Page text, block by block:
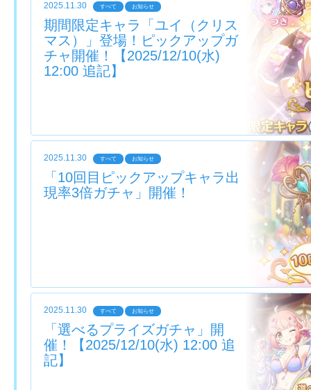
2025.11.30 すべて お知らせ
期間限定キャラ「ユイ（クリス
マス）」登場！ピックアップガ
チャ開催！【2025/12/10(水)
12:00 追記】
2025.11.30 すべて お知らせ
「10回目ピックアップキャラ出
現率3倍ガチャ」開催！
2025.11.30 すべて お知らせ
「選べるプライズガチャ」開
催！【2025/12/10(水) 12:00 追
記】